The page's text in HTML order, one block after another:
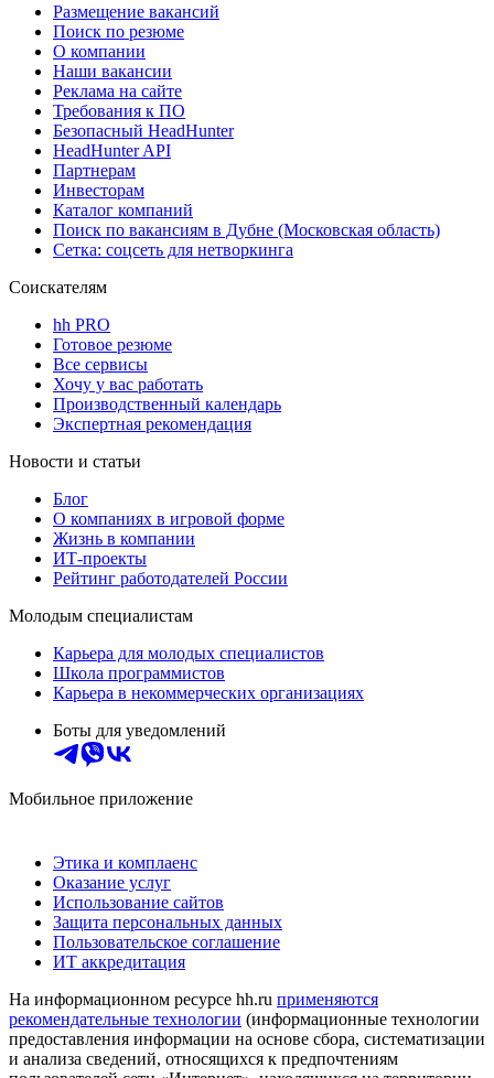
Размещение вакансий
Поиск по резюме
О компании
Наши вакансии
Реклама на сайте
Требования к ПО
Безопасный HeadHunter
HeadHunter API
Партнерам
Инвесторам
Каталог компаний
Поиск по вакансиям в Дубне (Московская область)
Сетка: соцсеть для нетворкинга
Соискателям
hh PRO
Готовое резюме
Все сервисы
Хочу у вас работать
Производственный календарь
Экспертная рекомендация
Новости и статьи
Блог
О компаниях в игровой форме
Жизнь в компании
ИТ-проекты
Рейтинг работодателей России
Молодым специалистам
Карьера для молодых специалистов
Школа программистов
Карьера в некоммерческих организациях
Боты для уведомлений
Мобильное приложение
Этика и комплаенс
Оказание услуг
Использование сайтов
Защита персональных данных
Пользовательское соглашение
ИТ аккредитация
На информационном ресурсе hh.ru применяются
рекомендательные технологии (информационные технологии
предоставления информации на основе сбора, систематизации
и анализа сведений, относящихся к предпочтениям